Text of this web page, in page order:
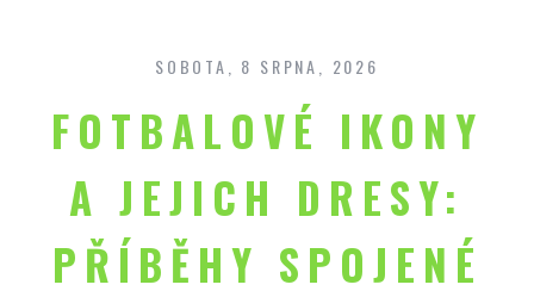
content
SOBOTA, 8 SRPNA, 2026
FOTBALOVÉ IKONY
A JEJICH DRESY:
PŘÍBĚHY SPOJENÉ